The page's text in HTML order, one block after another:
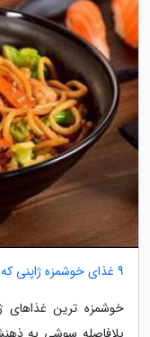
9 غذای خوشمزه ژاپنی که حتی اسمشان را هم نشنیده اید!
خوشمزه ترین غذاهای